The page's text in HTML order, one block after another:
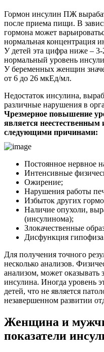
Гормон инсулин ПЖ
после приема пищи. В
гормона может
нормальная концентрация
У детей эта цифра ниже –
нормальный уровень
У беременных женщин
от 6 до 26 мкЕд/мл.
Недостаток инсулина,
различные нарушения в
Чрезмерное повышение
является
следующими причинами:
Постоянное нервное
Интенсивные
Ожирение;
Нарушения работы
Избыток других
Наличие опухоли,
(инсулинома);
Злокачественные
Дисфункция
Для получения точного
несколько анализов.
анализом, может оказывать
инсулина. Иногда уровень
детей, что не является
незавершенном развитии
Женщина и
показатели